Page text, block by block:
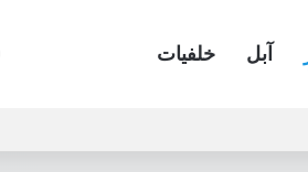
آبل خلفيات